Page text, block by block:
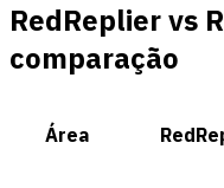
RedReplier vs
comparação
Área